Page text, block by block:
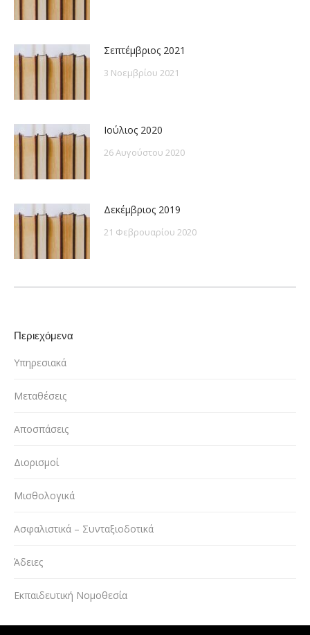
Σεπτέμβριος 2021
3 Νοεμβρίου 2021
Ιούλιος 2020
26 Αυγούστου 2020
Δεκέμβριος 2019
21 Φεβρουαρίου 2020
Περιεχόμενα
Υπηρεσιακά
Μεταθέσεις
Αποσπάσεις
Διορισμοί
Μισθολογικά
Ασφαλιστικά – Συνταξιοδοτικά
Άδειες
Εκπαιδευτική Νομοθεσία